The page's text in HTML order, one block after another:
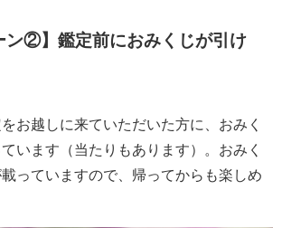
ン②】鑑定前におみくじが引け
お越しに来ていただいた方に、おみく
います（当たりもあります）。おみく
っていますので、帰ってからも楽しめ